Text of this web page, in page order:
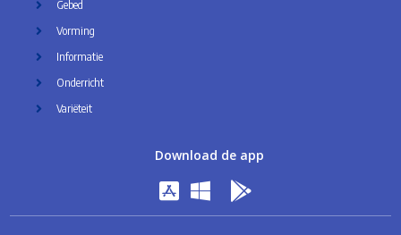
Gebed
Vorming
Informatie
Onderricht
Variëteit
Download de app